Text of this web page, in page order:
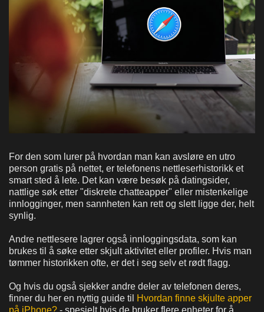
For den som lurer på hvordan man kan avsløre en utro
person gratis på nettet, er telefonens nettleserhistorikk et
smart sted å lete. Det kan være besøk på datingsider,
nattlige søk etter "diskrete chatteapper" eller mistenkelige
innlogginger, men sannheten kan rett og slett ligge der, helt
synlig.
Andre nettlesere lagrer også innloggingsdata, som kan
brukes til å søke etter skjult aktivitet eller profiler. Hvis man
tømmer historikken ofte, er det i seg selv et rødt flagg.
Og hvis du også sjekker andre deler av telefonen deres,
finner du her en nyttig guide til
Hvordan finne skjulte apper
på iPhone? - spesielt hvis de bruker flere enheter for å